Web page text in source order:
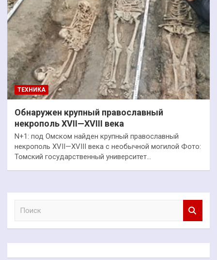
ТЕХНИКА
Обнаружен крупный православный
некрополь XVII—XVIII века
N+1: под Омском найден крупный православный
некрополь XVII—XVIII века с необычной могилой Фото:
Томский государственный университет…
к